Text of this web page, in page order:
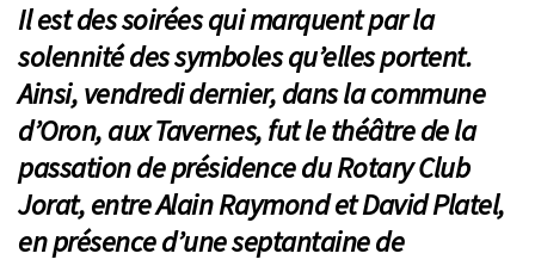
Il est des soirées qui marquent par la
solennité des symboles qu’elles portent.
Ainsi, vendredi dernier, dans la commune
d’Oron, aux Tavernes, fut le théâtre de la
passation de présidence du Rotary Club
Jorat, entre Alain Raymond et David Platel,
en présence d’une septantaine de